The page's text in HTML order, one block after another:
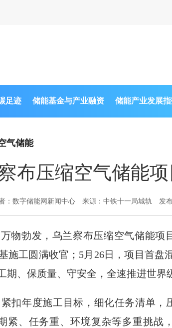
足迹 储能基金与产业融资 储能产业发展
气储能
布压缩空气储能
：数字储能网新闻中心 来源：中铁十一局城轨 发
物勃发，乌兰察布压缩空气储能项
施工圆满收官；5月26日，项目首
、保质量、守安全，全速推进世界
扣年度施工目标，细化任务清单
紧、任务重、环境复杂等多重挑战